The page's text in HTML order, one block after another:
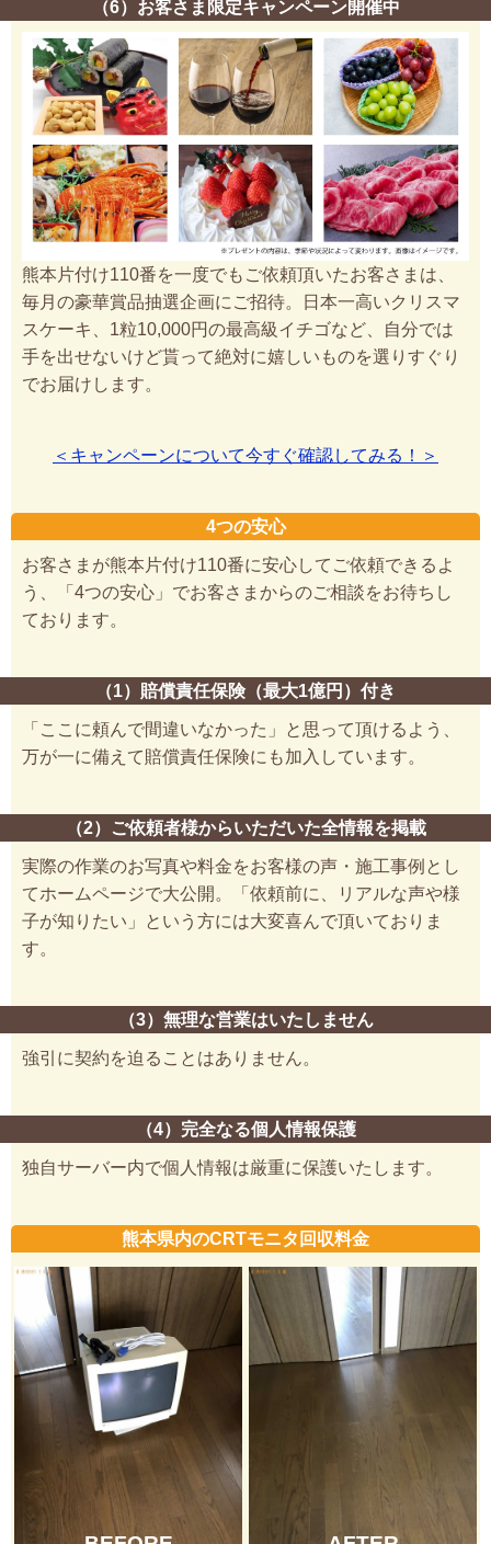
（6）お客さま限定キャンペーン開催中
熊本片付け110番を一度でもご依頼頂いたお客さまは、
毎月の豪華賞品抽選企画にご招待。日本一高いクリスマ
スケーキ、1粒10,000円の最高級イチゴなど、自分では
手を出せないけど貰って絶対に嬉しいものを選りすぐり
でお届けします。
＜キャンペーンについて今すぐ確認してみる！＞
4つの安心
お客さまが熊本片付け110番に安心してご依頼できるよ
う、「4つの安心」でお客さまからのご相談をお待ちし
ております。
（1）賠償責任保険（最大1億円）付き
「ここに頼んで間違いなかった」と思って頂けるよう、
万が一に備えて賠償責任保険にも加入しています。
（2）ご依頼者様からいただいた全情報を掲載
実際の作業のお写真や料金をお客様の声・施工事例とし
てホームページで大公開。「依頼前に、リアルな声や様
子が知りたい」という方には大変喜んで頂いておりま
す。
（3）無理な営業はいたしません
強引に契約を迫ることはありません。
（4）完全なる個人情報保護
独自サーバー内で個人情報は厳重に保護いたします。
熊本県内のCRTモニタ回収料金